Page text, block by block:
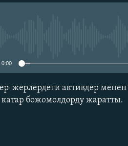
0:00
жерлердеги активдер
катар божомолдорду жаратты.